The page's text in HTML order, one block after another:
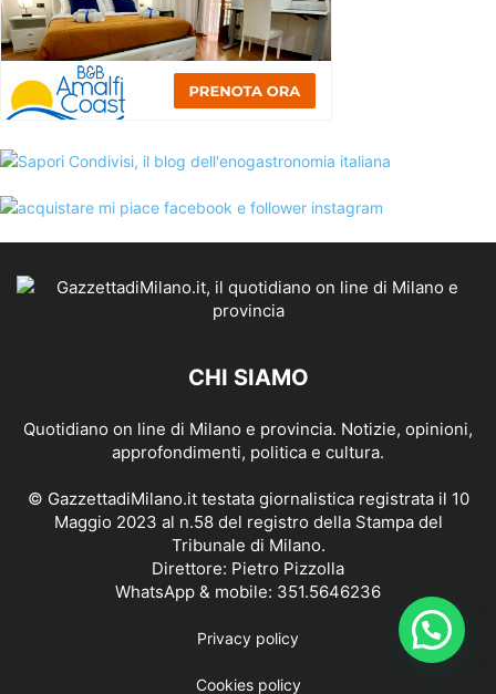
CHI SIAMO
Quotidiano on line di Milano e provincia. Notizie, opinioni,
approfondimenti, politica e cultura.
© GazzettadiMilano.it testata giornalistica registrata il 10
Maggio 2023 al n.58 del registro della Stampa del
Tribunale di Milano.
Direttore: Pietro Pizzolla
WhatsApp & mobile: 351.5646236
Privacy policy
Cookies policy